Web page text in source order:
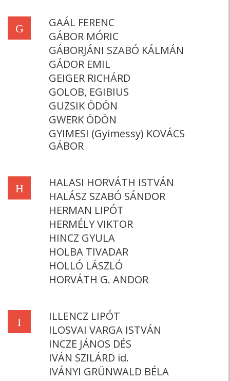
G
GAÁL FERENC
GÁBOR MÓRIC
GÁBORJÁNI SZABÓ KÁLMÁN
GÁDOR EMIL
GEIGER RICHÁRD
GOLOB, EGIBIUS
GUZSIK ÖDÖN
GWERK ÖDÖN
GYIMESI (Gyimessy) KOVÁCS
GÁBOR
H
HALASI HORVÁTH ISTVÁN
HALÁSZ SZABÓ SÁNDOR
HERMAN LIPÓT
HERMÉLY VIKTOR
HINCZ GYULA
HOLBA TIVADAR
HOLLÓ LÁSZLÓ
HORVÁTH G. ANDOR
I
ILLENCZ LIPÓT
ILOSVAI VARGA ISTVÁN
INCZE JÁNOS DÉS
IVÁN SZILÁRD id.
IVÁNYI GRÜNWALD BÉLA